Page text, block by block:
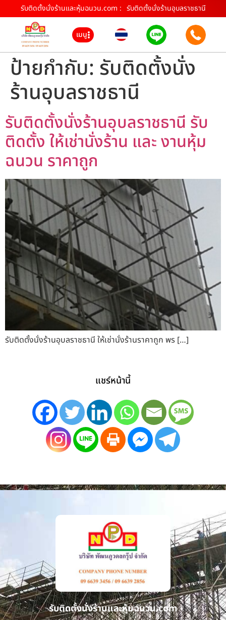
รับติดตั้งนั่งร้านและหุ้มฉนวน.com : รับติดตั้งนั่งร้านอุบลราชธานี
เมนู
ป้ายกำกับ: รับติดตั้งนั่ง
ร้านอุบลราชธานี
รับติดตั้งนั่งร้านอุบลราชธานี รับ
ติดตั้ง ให้เช่านั่งร้าน และ งานหุ้ม
ฉนวน ราคาถูก
รับติดตั้งนั่งร้านอุบลราชธานี ให้เช่านั่งร้านราคาถูก พร […]
แชร์หน้านี้
รับติดตั้งนั่งร้านและหุ้มฉนวน.com